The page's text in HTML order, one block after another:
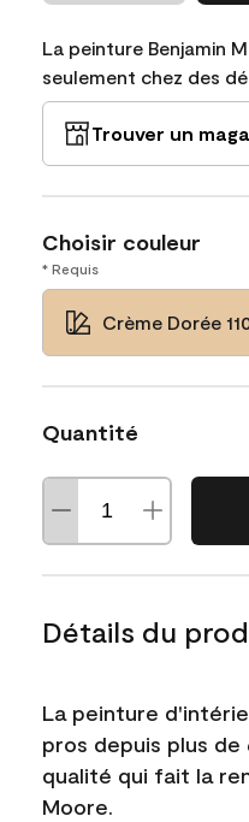
La peinture Benjamin
seulement chez des
Trouver un
Choisir couleur
* Requis
Crème Dorée
Quantité
Détails du
La peinture
pros depuis plus
qualité qui fait la
Moore.